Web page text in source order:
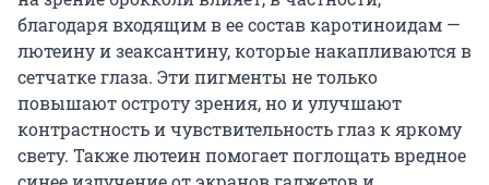
благодаря входящим в ее состав каротиноидам —
лютеину и зеаксантину, которые накапливаются в
сетчатке глаза. Эти пигменты не только
повышают остроту зрения, но и улучшают
контрастность и чувствительность глаз к яркому
свету. Также лютеин помогает поглощать вредное